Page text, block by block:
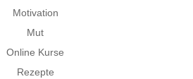
Motivation
Mut
Online Kurse
Rezepte